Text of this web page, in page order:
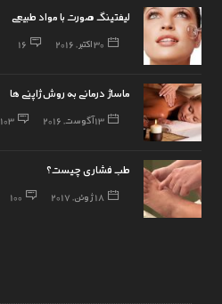
لیفتینگ صورت با مواد طبیعی
30 اکتبر, 2016 16
ماساژ درمانی به روش ژاپنی ها
13 آگوست, 2016 103
طب فشاری چیست؟
18 ژوئن, 2017 100